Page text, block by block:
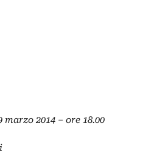
2014 – ore 18.00